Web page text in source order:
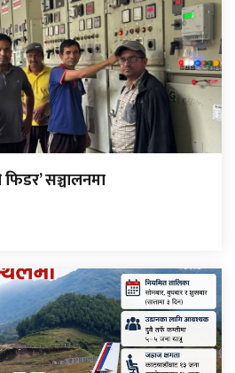
सञ्चालनमा